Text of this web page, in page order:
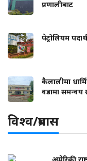
प्रणालीबाट
पेट्रोलियम
कैलालीमा
वडामा समन्वय
विश्व/प्रबास
अमेरिकी